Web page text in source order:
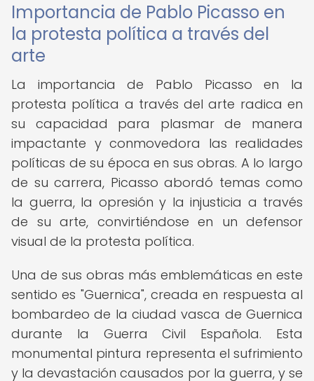
Importancia de Pablo Picasso en
la protesta política a través del
arte
La importancia de Pablo Picasso en la
protesta política a través del arte radica en
su capacidad para plasmar de manera
impactante y conmovedora las realidades
políticas de su época en sus obras. A lo largo
de su carrera, Picasso abordó temas como
la guerra, la opresión y la injusticia a través
de su arte, convirtiéndose en un defensor
visual de la protesta política.
Una de sus obras más emblemáticas en este
sentido es "Guernica", creada en respuesta al
bombardeo de la ciudad vasca de Guernica
durante la Guerra Civil Española. Esta
monumental pintura representa el sufrimiento
y la devastación causados por la guerra, y se